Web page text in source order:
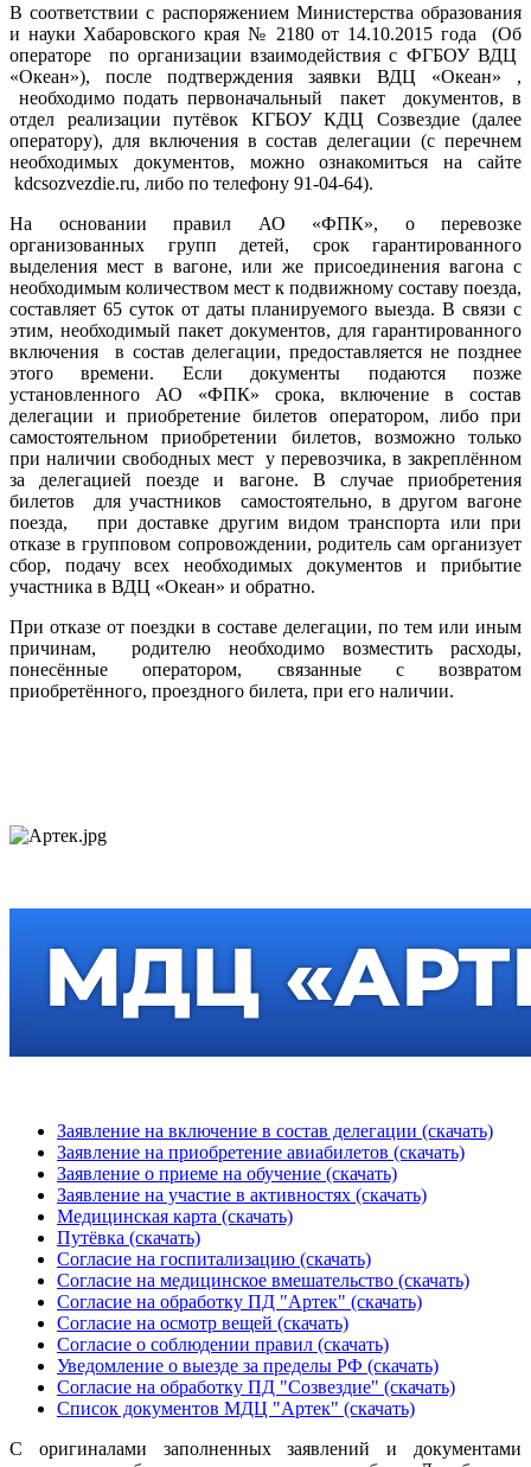
В соответствии с распоряжением Министерства образования
и науки Хабаровского края № 2180 от 14.10.2015 года (Об
операторе по организации взаимодействия с ФГБОУ ВДЦ
«Океан»), после подтверждения заявки ВДЦ «Океан» ,
необходимо подать первоначальный пакет документов, в
отдел реализации путёвок КГБОУ КДЦ Созвездие (далее
оператору), для включения в состав делегации (с перечнем
необходимых документов, можно ознакомиться на сайте
kdcsozvezdie.ru, либо по телефону 91-04-64).
На основании правил АО «ФПК», о перевозке
организованных групп детей, срок гарантированного
выделения мест в вагоне, или же присоединения вагона с
необходимым количеством мест к подвижному составу поезда,
составляет 65 суток от даты планируемого выезда. В связи с
этим, необходимый пакет документов, для гарантированного
включения в состав делегации, предоставляется не позднее
этого времени. Если документы подаются позже
установленного АО «ФПК» срока, включение в состав
делегации и приобретение билетов оператором, либо при
самостоятельном приобретении билетов, возможно только
при наличии свободных мест у перевозчика, в закреплённом
за делегацией поезде и вагоне. В случае приобретения
билетов для участников самостоятельно, в другом вагоне
поезда, при доставке другим видом транспорта или при
отказе в групповом сопровождении, родитель сам организует
сбор, подачу всех необходимых документов и прибытие
участника в ВДЦ «Океан» и обратно.
При отказе от поездки в составе делегации, по тем или иным
причинам, родителю необходимо возместить расходы,
понесённые оператором, связанные с возвратом
приобретённого, проездного билета, при его наличии.
Заявление на включение в состав делегации (скачать)
Заявление на приобретение авиабилетов (скачать)
Заявление о приеме на обучение (скачать)
Заявление на участие в активностях (скачать)
Медицинская карта (скачать)
Путёвка (скачать)
Согласие на госпитализацию (скачать)
Согласие на медицинское вмешательство (скачать)
Согласие на обработку ПД "Артек" (скачать)
Согласие на осмотр вещей (скачать)
Согласие о соблюдении правил (скачать)
Уведомление о выезде за пределы РФ (скачать)
Согласие на обработку ПД "Созвездие" (скачать)
Список документов МДЦ "Артек" (скачать)
С оригиналами заполненных заявлений и документами